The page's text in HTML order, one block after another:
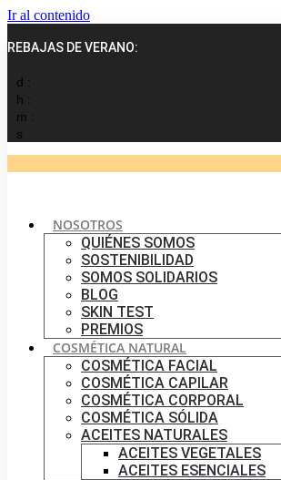
Ir al contenido
REBAJAS DE VERANO:
d :
h :
m :
s
NOSOTROS
QUIÉNES SOMOS
SOSTENIBILIDAD
SOMOS SOLIDARIOS
BLOG
SKIN TEST
PREMIOS
COSMÉTICA NATURAL
COSMÉTICA FACIAL
COSMÉTICA CAPILAR
COSMÉTICA CORPORAL
COSMÉTICA SÓLIDA
ACEITES NATURALES
ACEITES VEGETALES
ACEITES ESENCIALES